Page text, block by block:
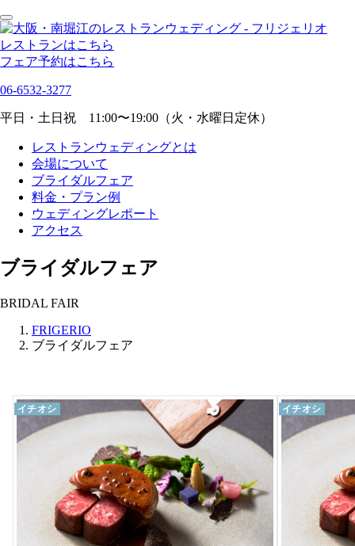
レストランはこちら
フェア予約はこちら
06-6532-3277
平日・土日祝 11:00〜19:00（火・水曜日定休）
レストランウェディングとは
会場について
ブライダルフェア
料金・プラン例
ウェディングレポート
アクセス
ブライダルフェア
BRIDAL FAIR
FRIGERIO
ブライダルフェア
イチオシ イチオシ